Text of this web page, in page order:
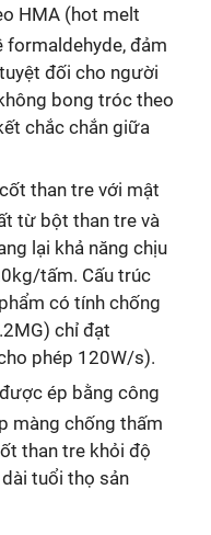
HMA (hot melt
formaldehyde, đảm
đối cho người
bong tróc theo
chắc chắn giữa
than tre với mật
từ bột than tre và
lại khả năng chịu
tấm. Cấu trúc
có tính chống
chỉ đạt
phép 120W/s).
ép bằng công
màng chống thấm
than tre khỏi độ
tuổi thọ sản